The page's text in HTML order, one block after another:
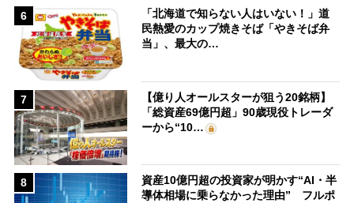
6
「北海道で知らない人はいない！」道
民熱愛のカップ焼きそば「やきそば弁
当」、最大の…
7
【億り人オールスターが狙う20銘柄】
「総資産69億円超」90歳現役トレーダ
ーから“10…
8
資産10億円超の投資家が明かす“AI・半
導体相場に乗らなかった理由” フルポ